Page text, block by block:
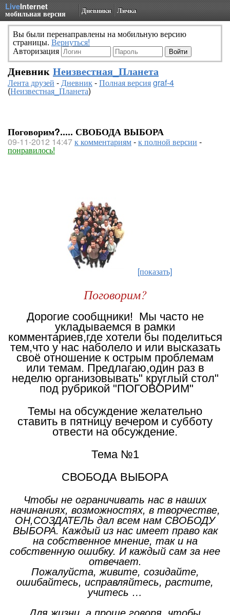
LiveInternet
мобильная версия Дневники Личка
Вы были перенаправлены на мобильную версию
страницы. Вернуться!
Авторизация
Дневник Неизвестная_Планета
Лента друзей -Дневник-Полная версияgraf-4
(Неизвестная_Планета)
Поговорим?..... СВОБОДА ВЫБОРА
09-11-2012 14:47к комментариям-к полной версии -
понравилось!
[показать]
Поговорим?
Дорогие сообщники! Мы часто не
укладываемся в рамки
комментариев,где хотели бы поделиться
тем,что у нас наболело и или высказать
своё отношение к острым проблемам
или темам. Предлагаю,один раз в
неделю организовывать" круглый стол"
под рубрикой "ПОГОВОРИМ"
Темы на обсуждение желательно
ставить в пятницу вечером и субботу
отвести на обсуждение.
Тема №1
СВОБОДА ВЫБОРА
Чтобы не ограничивать нас в наших
начинаниях, возможностях, в творчестве,
ОН,СОЗДАТЕЛЬ дал всем нам СВОБОДУ
ВЫБОРА. Каждый из нас имеет право как
на собственное мнение, так и на
собственную ошибку. И каждый сам за нее
отвечает.
Пожалуйста, живите, созидайте,
ошибайтесь, исправляйтесь, растите,
учитесь …